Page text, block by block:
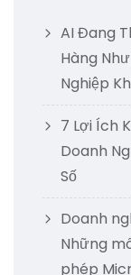
AI Đang
Hàng
Nghiệp
7 Lợi Ích
Doanh
Số
Doanh
Những
phép